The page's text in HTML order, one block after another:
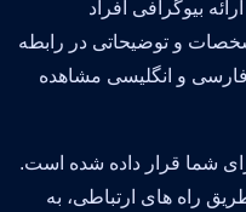
بیوگرافی افراد
مشخصات و توضیحاتی در رابطه
و انگلیسی مشاهده
شما قرار داده شده است.
راه های ارتباطی، به